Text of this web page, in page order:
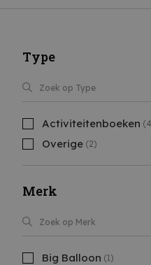
Type
Activiteitenboeken
Overige (2)
Merk
Big Balloon (1)